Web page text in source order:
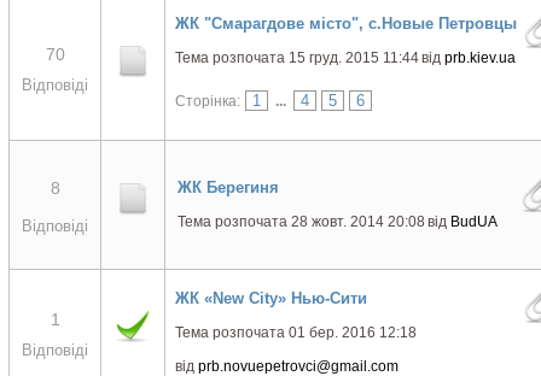
70
Відповіді
ЖК "Смарагдове місто", с.Новые Петровцы
Тема розпочата 15 груд. 2015 11:44від prb.kiev.ua
Сторінка: 1 ... 4 5 6
8
Відповіді
ЖК Берегиня
Тема розпочата 28 жовт. 2014 20:08 від BudUA
1
Відповіді
ЖК «New City» Нью-Сити
Тема розпочата 01 бер. 2016 12:18
від prb.novuepetrovci@gmail.com